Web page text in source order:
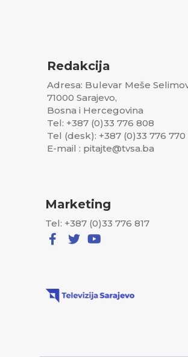
Redakcija
Adresa: Bulevar Meše
71000 Sarajevo,
Bosna i Hercegovina
Tel: +387 (0)33 776 808
Tel (desk): +387 (0)33 776 770
E-mail : pitajte@tvsa.ba
Marketing
Tel: +387 (0)33 776 817